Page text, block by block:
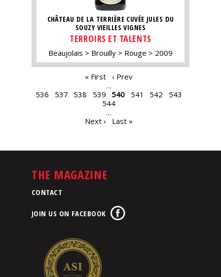
CHÂTEAU DE LA TERRIÈRE CUVÉE JULES DU
SOUZY VIEILLES VIGNES
TERROIRS ET TALENTS
Beaujolais Brouilly Rouge 2009
« First
‹ Prev
…
536
537 538 539 540 541 542
543
544
…
Next ›
Last »
THE MAGAZINE
CONTACT
JOIN US ON FACEBOOK